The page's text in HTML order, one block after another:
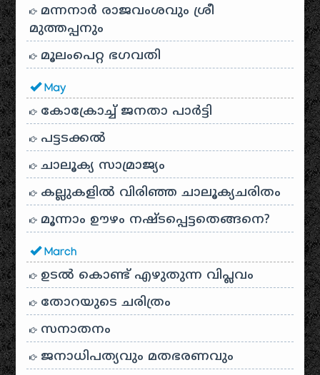
മന്നനാർ രാജവംശവും ശ്രീ
മുത്തപ്പനും
മൂലംപെറ്റ ഭഗവതി
May
കോക്രോച്ച് ജനതാ പാർട്ടി
പട്ടടക്കൽ
ചാലൂക്യ സാമ്രാജ്യം
കല്ലുകളിൽ വിരിഞ്ഞ ചാലൂക്യചരിതം
മൂന്നാം ഊഴം നഷ്ടപ്പെട്ടതെങ്ങനെ?
March
ഉടൽ കൊണ്ട് എഴുതുന്ന വിപ്ലവം
തോറയുടെ ചരിത്രം
സനാതനം
ജനാധിപത്യവും മതഭരണവും